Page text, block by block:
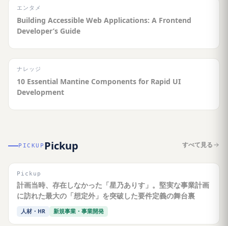
エンタメ
Building Accessible Web Applications: A Frontend
Developer’s Guide
ナレッジ
10 Essential Mantine Components for Rapid UI
Development
PICKUP Pickup すべて見る
Pickup
計画当時、存在しなかった「星乃ありす」。堅実な事業計画
に訪れた最大の「想定外」を突破した要件定義の舞台裏
人材・HR 新規事業・事業開発